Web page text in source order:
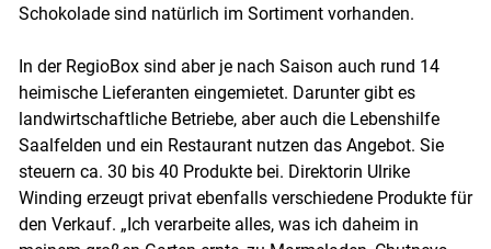
Schokolade sind natürlich im Sortiment vorhanden.
In der RegioBox sind aber je nach Saison auch rund 14
heimische Lieferanten eingemietet. Darunter gibt es
landwirtschaftliche Betriebe, aber auch die Lebenshilfe
Saalfelden und ein Restaurant nutzen das Angebot. Sie
steuern ca. 30 bis 40 Produkte bei. Direktorin Ulrike
Winding erzeugt privat ebenfalls verschiedene Produkte für
den Verkauf. „Ich verarbeite alles, was ich daheim in